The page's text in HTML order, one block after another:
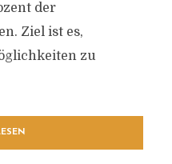
der
Ziel ist es,
zu